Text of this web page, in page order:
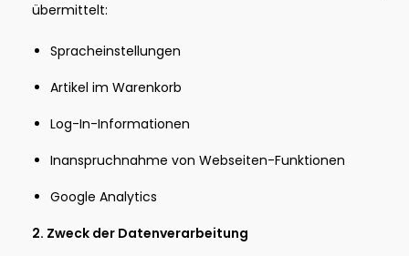
übermittelt:
Spracheinstellungen
Artikel im Warenkorb
Log-In-Informationen
Inanspruchnahme von Webseiten-Funktionen
Google Analytics
2. Zweck der Datenverarbeitung